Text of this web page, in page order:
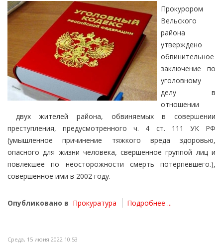
Прокурором
Вельского
района
утверждено
обвинительное
заключение по
уголовному
делу в
отношении
двух жителей района, обвиняемых в совершении
преступления, предусмотренного ч. 4 ст. 111 УК РФ
(умышленное причинение тяжкого вреда здоровью,
опасного для жизни человека, свершенное группой лиц и
повлекшее по неосторожности смерть потерпевшего.),
совершенное ими в 2002 году.
Опубликовано в Прокуратура Подробнее ...
Среда, 15 июня 2022 10:53